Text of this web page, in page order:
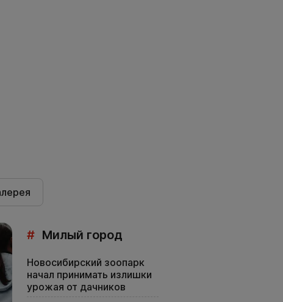
# Милый город
Новосибирский зоопарк
начал принимать излишки
урожая от дачников